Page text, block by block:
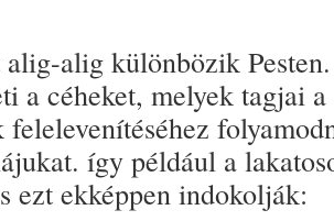
alig különbözik
a céheket, melyek tagjai
felelevenítéséhez
így például a
ezt ekképpen indokolják: